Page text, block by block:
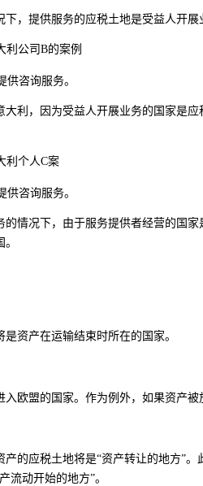
下，提供服务的应税土地是受益人开
利公司B的案例
供咨询服务。
大利，因为受益人开展业务的国家是应
利个人C案
供咨询服务。
的情况下，由于服务提供者经营的国家
资产在运输结束时所在的国家。
欧盟的国家。作为例外，如果资产
的应税土地将是“资产转让的地方”。
流动开始的地方”。